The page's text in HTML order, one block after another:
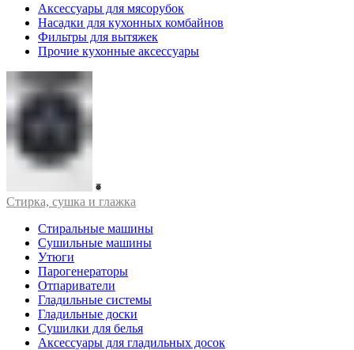
Аксессуары для мясорубок
Насадки для кухонных комбайнов
Фильтры для вытяжек
Прочие кухонные аксессуары
Стирка, сушка и глажка
Стиральные машины
Сушильные машины
Утюги
Парогенераторы
Отпариватели
Гладильные системы
Гладильные доски
Сушилки для белья
Аксессуары для гладильных досок